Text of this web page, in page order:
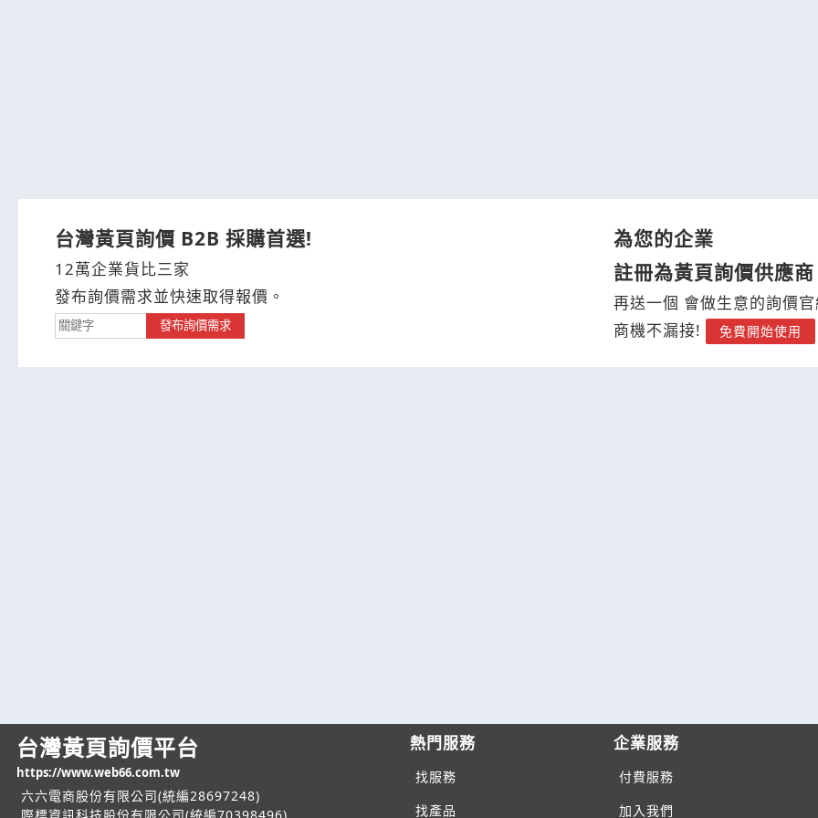
台灣黃頁詢價 B2B 採購首選!
12萬企業貨比三家
發布詢價需求並快速取得報價。
發布詢價需求
為您的企業
註冊為黃頁詢價供應商
再送一個 會做生意的詢價
商機不漏接!
免費開始使用
台灣黃頁詢價平台
https://www.web66.com.tw
六六電商股份有限公司(統編28697248)
際標資訊科技股份有限公司(統編70398496)
熱門服務
找服務
找產品
企業服務
付費服務
加入我們